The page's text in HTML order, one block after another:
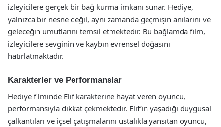
izleyicilere gerçek bir bağ kurma imkanı sunar. Hediye,
yalnızca bir nesne değil, aynı zamanda geçmişin anılarını ve
geleceğin umutlarını temsil etmektedir. Bu bağlamda film,
izleyicilere sevginin ve kaybın evrensel doğasını
hatırlatmaktadır.
Karakterler ve Performanslar
Hediye filminde Elif karakterine hayat veren oyuncu,
performansıyla dikkat çekmektedir. Elif’in yaşadığı duygusal
çalkantıları ve içsel çatışmalarını ustalıkla yansıtan oyuncu,